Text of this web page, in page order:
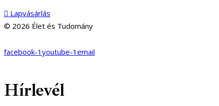
Lapvásárlás
© 2026 Élet és Tudomány
facebook-1 youtube-1 email
Hírlevél